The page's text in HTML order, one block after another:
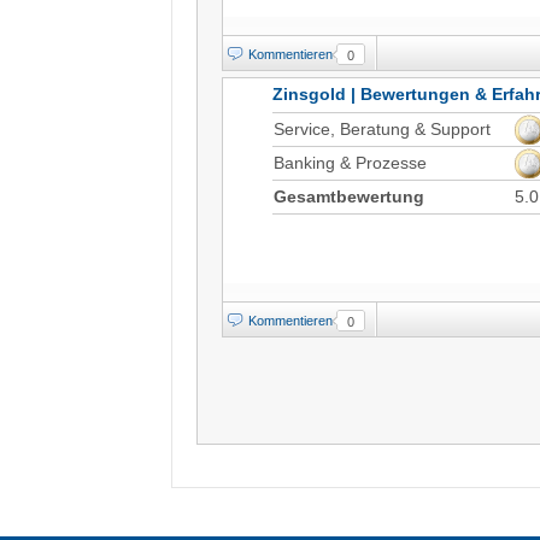
Kommentieren 0
Zinsgold | Bewertungen &
Service, Beratung & Support
Banking & Prozesse
Gesamtbewertung
5.0
Kommentieren 0